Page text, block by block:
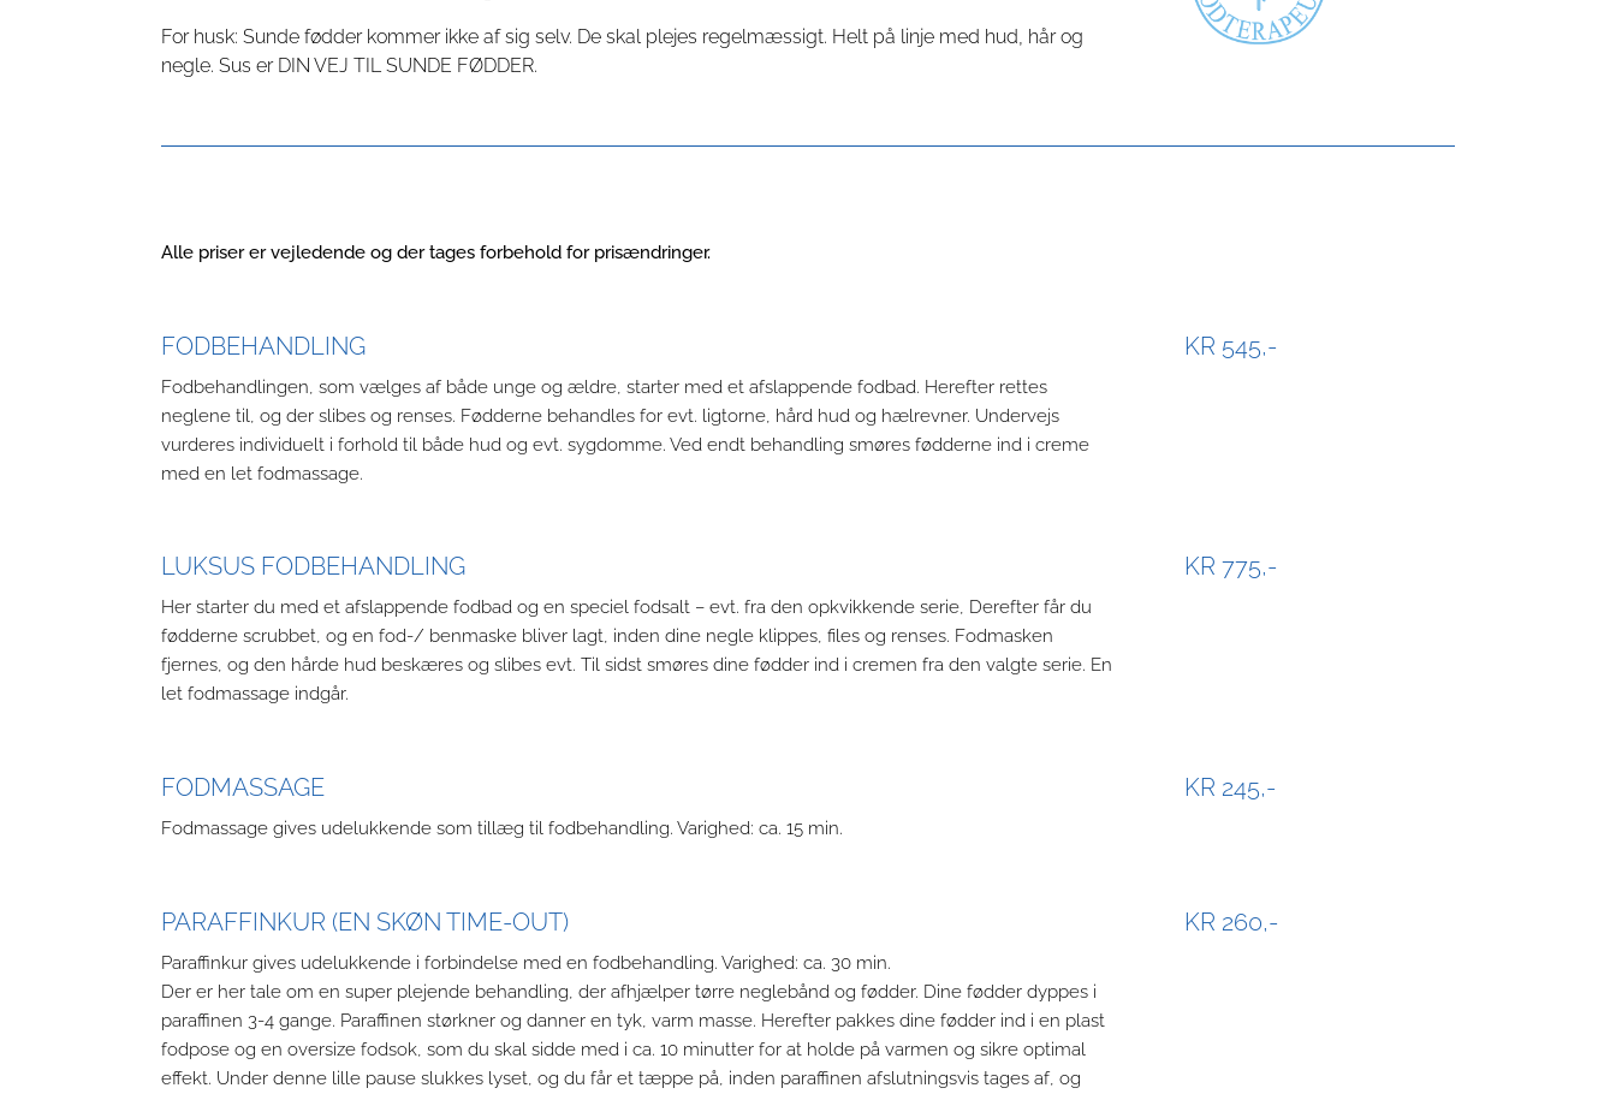
For husk: Sunde fødder kommer ikke af sig selv. De skal plejes regelmæssigt. Helt på linje med hud, hår og
negle. Sus er DIN VEJ TIL SUNDE FØDDER.
Alle priser er vejledende og der tages forbehold for prisændringer.
FODBEHANDLING
Fodbehandlingen, som vælges af både unge og ældre, starter med et afslappende fodbad. Herefter rettes
neglene til, og der slibes og renses. Fødderne behandles for evt. ligtorne, hård hud og hælrevner. Undervejs
vurderes individuelt i forhold til både hud og evt. sygdomme. Ved endt behandling smøres fødderne ind i creme
med en let fodmassage.
KR 545,-
LUKSUS FODBEHANDLING
Her starter du med et afslappende fodbad og en speciel fodsalt – evt. fra den opkvikkende serie, Derefter får du
fødderne scrubbet, og en fod-/ benmaske bliver lagt, inden dine negle klippes, files og renses. Fodmasken
fjernes, og den hårde hud beskæres og slibes evt. Til sidst smøres dine fødder ind i cremen fra den valgte serie. En
let fodmassage indgår.
KR 775,-
FODMASSAGE
Fodmassage gives udelukkende som tillæg til fodbehandling. Varighed: ca. 15 min.
KR 245,-
PARAFFINKUR (EN SKØN TIME-OUT)
Paraffinkur gives udelukkende i forbindelse med en fodbehandling. Varighed: ca. 30 min.
Der er her tale om en super plejende behandling, der afhjælper tørre neglebånd og fødder. Dine fødder dyppes i
paraffinen 3-4 gange. Paraffinen størkner og danner en tyk, varm masse. Herefter pakkes dine fødder ind i en plast
fodpose og en oversize fodsok, som du skal sidde med i ca. 10 minutter for at holde på varmen og sikre optimal
effekt. Under denne lille pause slukkes lyset, og du får et tæppe på, inden paraffinen afslutningsvis tages af, og
KR 260,-